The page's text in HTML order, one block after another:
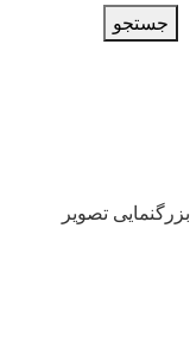
جستجو
بزرگنمایی تصویر